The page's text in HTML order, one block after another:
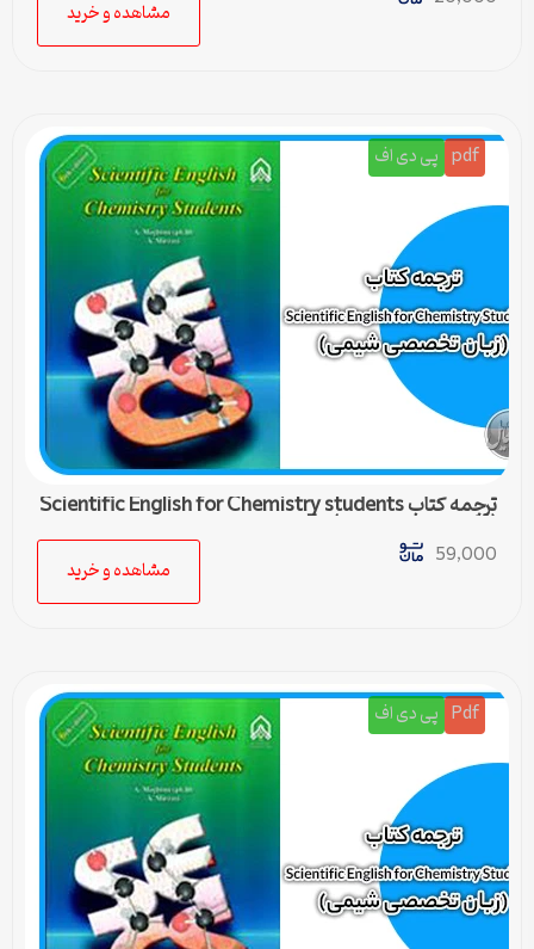
مشاهده و خرید
pdf پی دی اف
ترجمه کتاب Scientific English for Chemistry students
59,000
مشاهده و خرید
Pdf پی دی اف